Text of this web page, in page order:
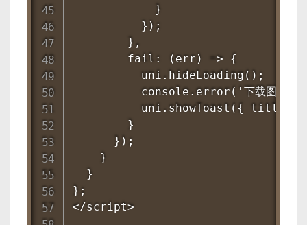
            }
          });
        },
        fail: (err) => {
          uni.hideLoading();
console.error('下载图片请
uni.showToast({ title: '
        }
      });
    }
  }
};
</script>